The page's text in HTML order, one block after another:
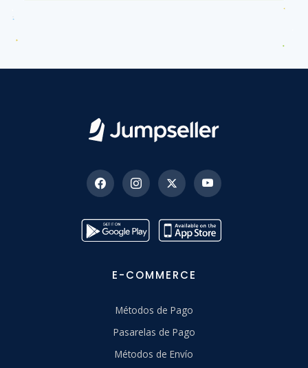
E-COMMERCE
Métodos de Pago
Pasarelas de Pago
Métodos de Envío